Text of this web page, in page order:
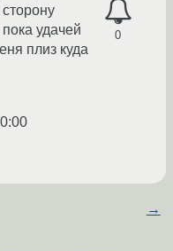
0
удачей
плиз куда
→